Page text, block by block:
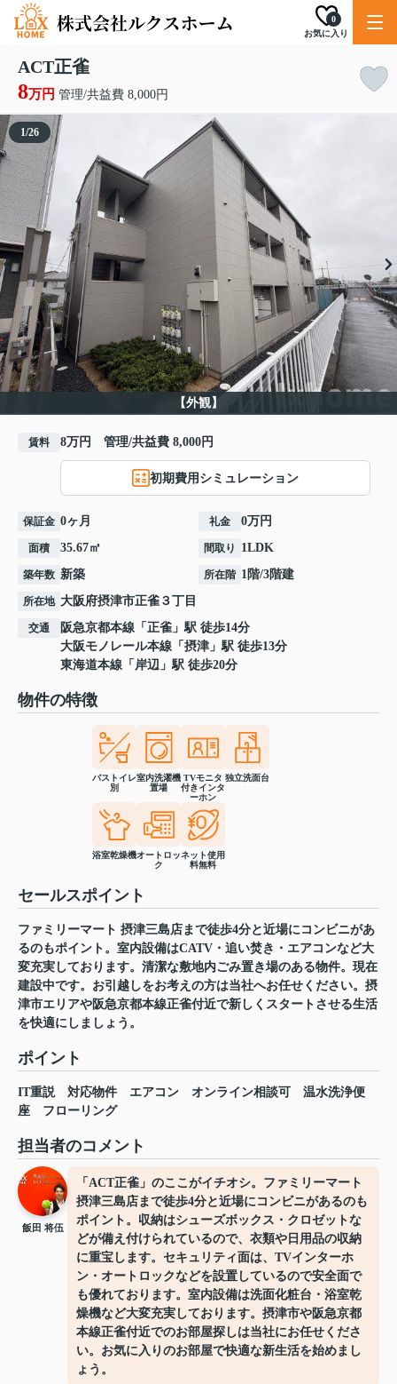
お気に入り
0
ACT正雀
8万円 管理/共益費 8,000円
【外観】
1/26
賃料 8万円 管理/共益費 8,000円
初期費用シミュレーション
保証金 0ヶ月 礼金 0万円
面積 35.67㎡ 間取り 1LDK
築年数 新築 所在階 1階/3階建
所在地 大阪府摂津市正雀 ３丁目
交通 阪急京都本線 「 正雀 」駅 徒歩14分
大阪モノレール本線 「 摂津 」駅 徒歩13分
東海道本線 「 岸辺 」駅 徒歩20分
物件の特徴
バストイレ
別
室内洗濯機
置場
TVモニタ
付きインタ
ーホン
独立洗面台
浴室乾燥機オートロッ
ク
ネット使用
料無料
セールスポイント
ファミリーマート 摂津三島店まで徒歩4分と近場にコンビニがあ
るのもポイント。室内設備はCATV・追い焚き・エアコンなど大
変充実しております。清潔な敷地内ごみ置き場のある物件。現在
建設中です。お引越しをお考えの方は当社へお任せください。摂
津市エリアや阪急京都本線正雀付近で新しくスタートさせる生活
を快適にしましょう。
ポイント
IT重説 対応物件 エアコン オンライン相談可
温水洗浄便
座
フローリング
担当者のコメント
飯田 将伍
「ACT正雀」のここがイチオシ。ファミリーマート
摂津三島店まで徒歩4分と近場にコンビニがあるのも
ポイント。収納はシューズボックス・クロゼットな
どが備え付けられているので、衣類や日用品の収納
に重宝します。セキュリティ面は、TVインターホ
ン・オートロックなどを設置しているので安全面で
も優れております。室内設備は洗面化粧台・浴室乾
燥機など大変充実しております。摂津市や阪急京都
本線正雀付近でのお部屋探しは当社にお任せくださ
い。お気に入りのお部屋で快適な新生活を始めまし
ょう。